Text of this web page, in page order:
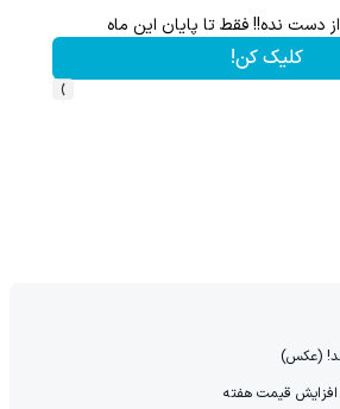
دست نده!! فقط تا پایان این ماه
کلیک کن!
›
افزایش قیمت هفته